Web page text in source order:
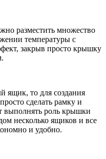
разместить множество
температуры с
закрыв просто крышку
ящик, то для создания
сделать рамку и
выполнять роль крышки
несколько ящиков и все
и удобно.